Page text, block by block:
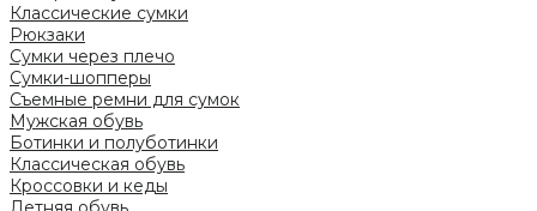
Классические сумки
Рюкзаки
Сумки через плечо
Сумки-шопперы
Съемные ремни для сумок
Мужская обувь
Ботинки и полуботинки
Классическая обувь
Кроссовки и кеды